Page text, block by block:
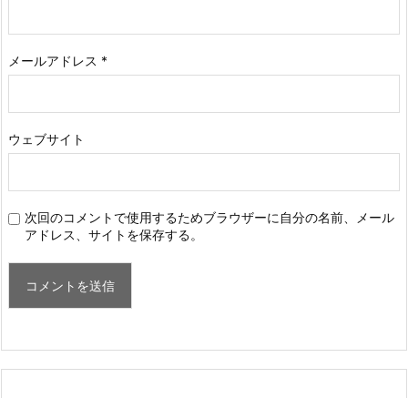
メールアドレス *
ウェブサイト
次回のコメントで使用するためブラウザーに自分の名前、メール
アドレス、サイトを保存する。